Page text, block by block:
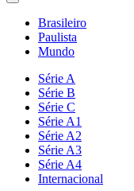
Brasileiro
Paulista
Mundo
Série A
Série B
Série C
Série A1
Série A2
Série A3
Série A4
Internacional